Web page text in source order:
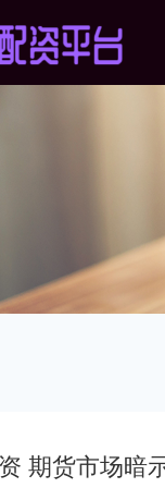
期货市场暗